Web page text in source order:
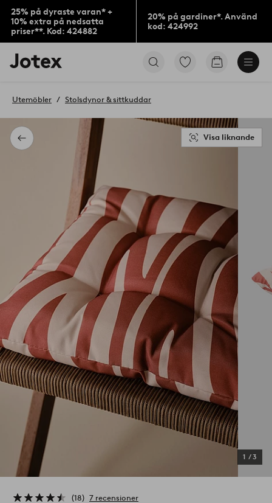
25% på dyraste varan* +
10% extra på nedsatta
priser**. Kod: 424882
20% på gardiner*. Använd
kod: 424992
Jotex
logotyp
till
Gå
Gå
Tillbaka
Utemöbler Stolsdynor & sittkuddar
1 /3
Visa liknande
18 7 recensioner